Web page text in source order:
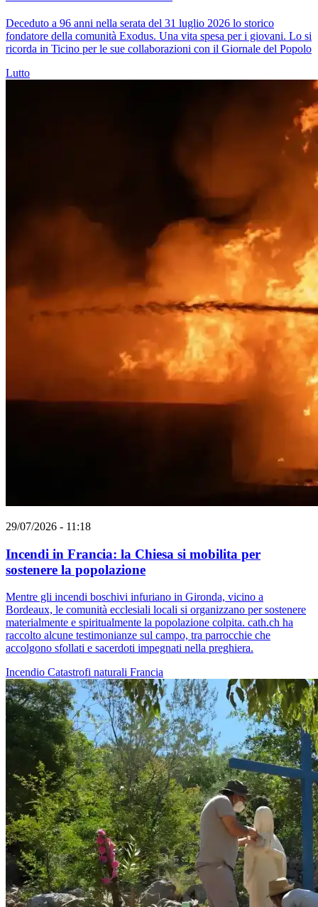
Deceduto a 96 anni nella serata del 31 luglio 2026 lo storico
fondatore della comunità Exodus. Una vita spesa per i giovani. Lo si
ricorda in Ticino per le sue collaborazioni con il Giornale del Popolo
Lutto
29/07/2026 - 11:18
Incendi in Francia: la Chiesa si mobilita per
sostenere la popolazione
Mentre gli incendi boschivi infuriano in Gironda, vicino a
Bordeaux, le comunità ecclesiali locali si organizzano per sostenere
materialmente e spiritualmente la popolazione colpita. cath.ch ha
raccolto alcune testimonianze sul campo, tra parrocchie che
accolgono sfollati e sacerdoti impegnati nella preghiera.
Incendio Catastrofi naturali Francia